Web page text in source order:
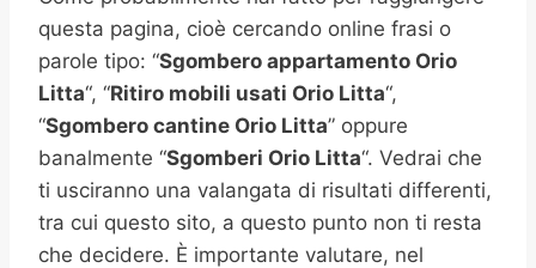
questa pagina, cioè cercando online frasi o
parole tipo: “Sgombero appartamento Orio
Litta“, “Ritiro mobili usati Orio Litta“,
“Sgombero cantine Orio Litta” oppure
banalmente “Sgomberi Orio Litta“. Vedrai che
ti usciranno una valangata di risultati differenti,
tra cui questo sito, a questo punto non ti resta
che decidere. È importante valutare, nel